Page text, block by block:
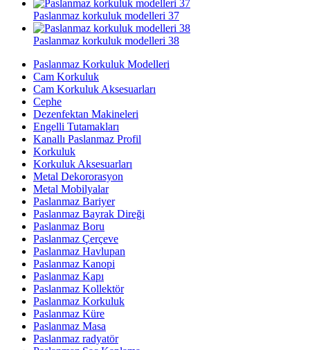
Paslanmaz korkuluk modelleri 37
Paslanmaz korkuluk modelleri 38
Paslanmaz Korkuluk Modelleri
Cam Korkuluk
Cam Korkuluk Aksesuarları
Cephe
Dezenfektan Makineleri
Engelli Tutamakları
Kanallı Paslanmaz Profil
Korkuluk
Korkuluk Aksesuarları
Metal Dekororasyon
Metal Mobilyalar
Paslanmaz Bariyer
Paslanmaz Bayrak Direği
Paslanmaz Boru
Paslanmaz Çerçeve
Paslanmaz Havlupan
Paslanmaz Kanopi
Paslanmaz Kapı
Paslanmaz Kollektör
Paslanmaz Korkuluk
Paslanmaz Küre
Paslanmaz Masa
Paslanmaz radyatör